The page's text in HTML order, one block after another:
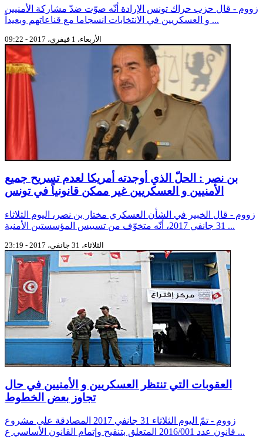
زووم - قال حزب حراك تونس الإرادة أنّه صوّت ضدّ مشاركة الأمنيين
و العسكريين في الانتخابات انسجاما مع قناعاتهم وبعيداً ...
الأربعاء، 1 فيفري، 2017 - 09:22
بن نصر : الحلّ الذي أوجدته أمريكا لعدم تسريح جميع
الأمنيين و العسكريين غير ممكن قانونياً في تونس
زووم - قال الخبير في الشأن العسكري مختار بن نصر، اليوم الثلاثاء
31 جانفي 2017، أنّه متخوّف من تسييس المؤسستين الأمنية ...
الثلاثاء، 31 جانفي، 2017 - 23:19
العقوبات التي تنتظر العسكريين و الأمنيين في حال
تجاوز بعض الخطوط
زووم - تمّ اليوم الثلاثاء 31 جانفي 2017 المصادقة على مشروع
قانون عدد 2016/001 المتعلق بتنقيح وإتمام القانون الأساسي ع ...